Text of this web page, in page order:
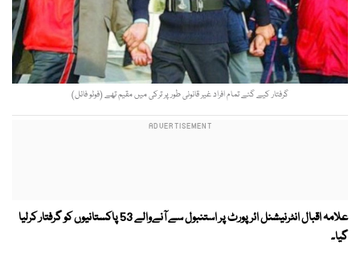
گرفتار کیے گئے تمام افراد غیر قانونی طور پر ترکی میں مقیم تھے (فوٹو فائل)
علامہ اقبال انٹرنیشنل ائرپورٹ پر استنبول سے آنےوالے 53 پاکستانیوں کو گرفتار کرلیا
گیا۔